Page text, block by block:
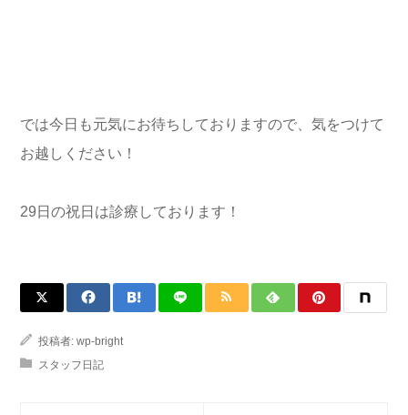
では今日も元気にお待ちしておりますので、気をつけて
お越しください！
29日の祝日は診療しております！
投稿者: wp-bright
スタッフ日記